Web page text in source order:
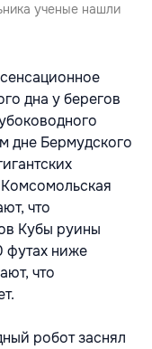
ученые нашли
дна у берегов
дне Бермудского
что
Кубы руины
футах ниже
что
робот заснял